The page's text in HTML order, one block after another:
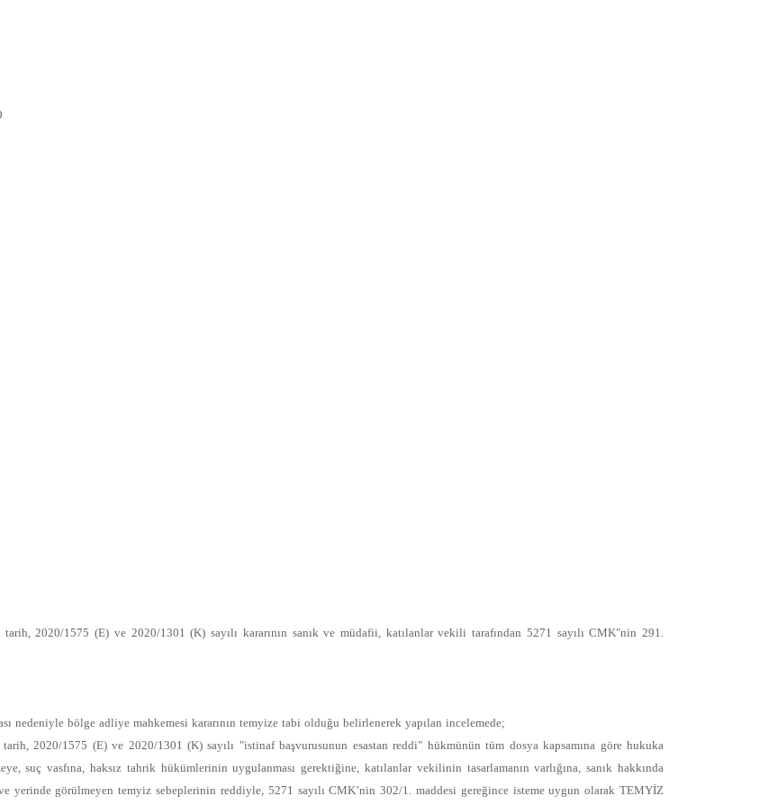
2020/1575 (E) ve 2020/1301 (K) sayılı kararının sanık ve müdafii, katılanlar vekili tarafından 5271 sayılı CMK"nin 291.
nedeniyle bölge adliye mahkemesi kararının temyize tabi olduğu belirlenerek yapılan incelemede;
2020/1575 (E) ve 2020/1301 (K) sayılı "istinaf başvurusunun esastan reddi" hükmünün tüm dosya kapsamına göre hukuka
suç vasfına, haksız tahrik hükümlerinin uygulanması gerektiğine, katılanlar vekilinin tasarlamanın varlığına, sanık hakkında
görülmeyen temyiz sebeplerinin reddiyle, 5271 sayılı CMK’nin 302/1. maddesi gereğince isteme uygun olarak TEMYİZ